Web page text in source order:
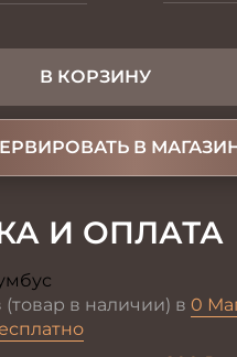
В КОРЗИНУ
В
И ОПЛАТА
(товар в наличии) в 0